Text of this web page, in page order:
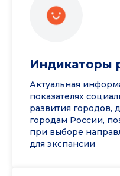
Индикаторы
Актуальная
показателях
развития городов,
городам России,
при выборе
для экспансии